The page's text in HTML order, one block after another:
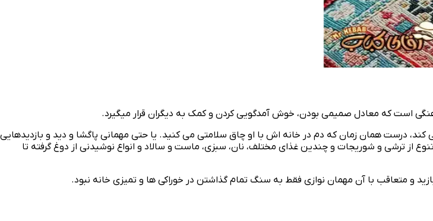
درست همان زمان که دم در خانه‌‌ اش با او چاق سلامتی می‌ کنید. یا حتی مهمانی پاگشا و دید و بازدیدهایی
از ترشی و شوریجات و چندین غذای مختلف، نان، سبزی، ماست و سالاد و انواع نوشیدنی از دوغ گرفته تا
و متعاقب با آن مهمان نوازی فقط به سنگ تمام گذاشتن در خوراکی‌ ها و تمیزی خانه نبود.